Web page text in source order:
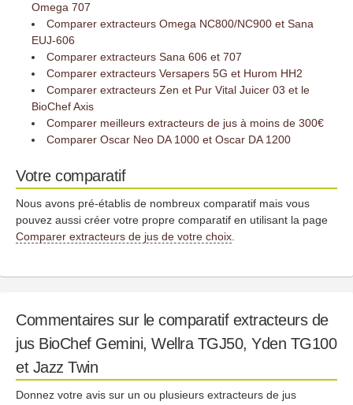
Omega 707
Comparer extracteurs Omega NC800/NC900 et Sana
EUJ-606
Comparer extracteurs Sana 606 et 707
Comparer extracteurs Versapers 5G et Hurom HH2
Comparer extracteurs Zen et Pur Vital Juicer 03 et le
BioChef Axis
Comparer meilleurs extracteurs de jus à moins de 300€
Comparer Oscar Neo DA 1000 et Oscar DA 1200
Votre comparatif
Nous avons pré-établis de nombreux comparatif mais vous
pouvez aussi créer votre propre comparatif en utilisant la page
Comparer extracteurs de jus de votre choix
Commentaires sur le comparatif extracteurs de
jus BioChef Gemini, Wellra TGJ50, Yden TG100
et Jazz Twin
Donnez votre avis sur un ou plusieurs extracteurs de jus